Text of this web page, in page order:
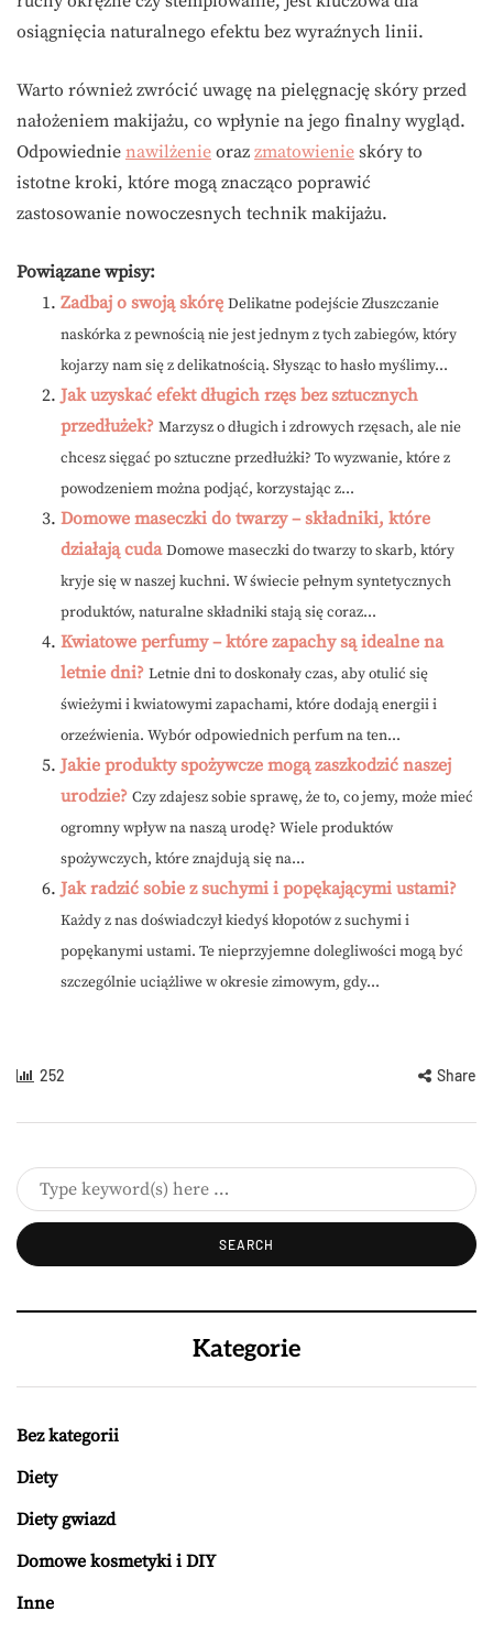
osiągnięcia naturalnego efektu bez wyraźnych linii.
Warto również zwrócić uwagę na pielęgnację skóry przed
nałożeniem makijażu, co wpłynie na jego finalny wygląd.
Odpowiednie nawilżenie oraz zmatowienie skóry to
istotne kroki, które mogą znacząco poprawić
zastosowanie nowoczesnych technik makijażu.
Powiązane wpisy:
Zadbaj o swoją skórę Delikatne podejście Złuszczanie
naskórka z pewnością nie jest jednym z tych zabiegów, który
kojarzy nam się z delikatnością. Słysząc to hasło myślimy...
Jak uzyskać efekt długich rzęs bez sztucznych
przedłużek? Marzysz o długich i zdrowych rzęsach, ale nie
chcesz sięgać po sztuczne przedłużki? To wyzwanie, które z
powodzeniem można podjąć, korzystając z...
Domowe maseczki do twarzy – składniki, które
działają cuda Domowe maseczki do twarzy to skarb, który
kryje się w naszej kuchni. W świecie pełnym syntetycznych
produktów, naturalne składniki stają się coraz...
Kwiatowe perfumy – które zapachy są idealne na
letnie dni? Letnie dni to doskonały czas, aby otulić się
świeżymi i kwiatowymi zapachami, które dodają energii i
orzeźwienia. Wybór odpowiednich perfum na ten...
Jakie produkty spożywcze mogą zaszkodzić naszej
urodzie? Czy zdajesz sobie sprawę, że to, co jemy, może mieć
ogromny wpływ na naszą urodę? Wiele produktów
spożywczych, które znajdują się na...
Jak radzić sobie z suchymi i popękającymi ustami?
Każdy z nas doświadczył kiedyś kłopotów z suchymi i
popękanymi ustami. Te nieprzyjemne dolegliwości mogą być
szczególnie uciążliwe w okresie zimowym, gdy...
252 Share
Kategorie
Bez kategorii
Diety
Diety gwiazd
Domowe kosmetyki i DIY
Inne